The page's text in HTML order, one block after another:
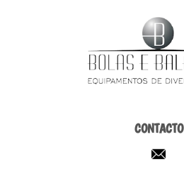
CONTACTO